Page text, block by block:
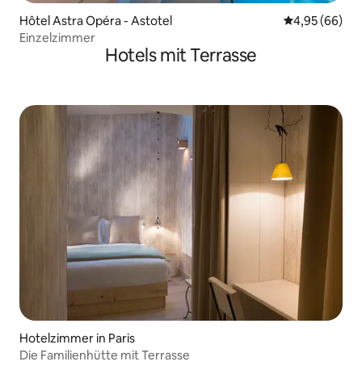
Hôtel Astra Opéra - Astotel
4,95 (66)
Einzelzimmer
Hotels mit Terrasse
Hotelzimmer in Paris
Die Familienhütte mit Terrasse